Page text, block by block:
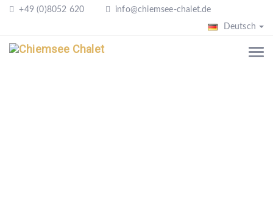
+49 (0)8052 620
info@chiemsee-chalet.de
Deutsch